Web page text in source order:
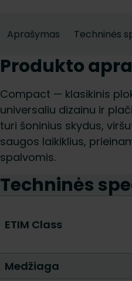
Aprašymas Techninės
Produkto
Compact — klasikinis
universaliu dizainu ir
turi šoninius skydus,
saugos laikiklius,
spalvomis.
Techninės
ETIM Class
Medžiaga